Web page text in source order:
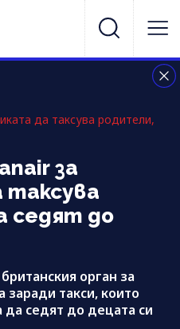
да таксува родители,
за
таксува
седят до
орган за
заради такси, които
да седят до децата си